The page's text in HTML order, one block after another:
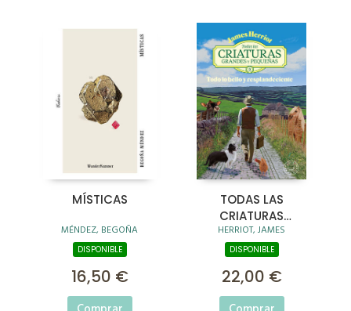
MÍSTICAS
MÉNDEZ, BEGOÑA
DISPONIBLE
16,50 €
TODAS LAS
CRIATURAS
GRANDES Y
PEQUEÑAS -3-
HERRIOT, JAMES
DISPONIBLE
22,00 €